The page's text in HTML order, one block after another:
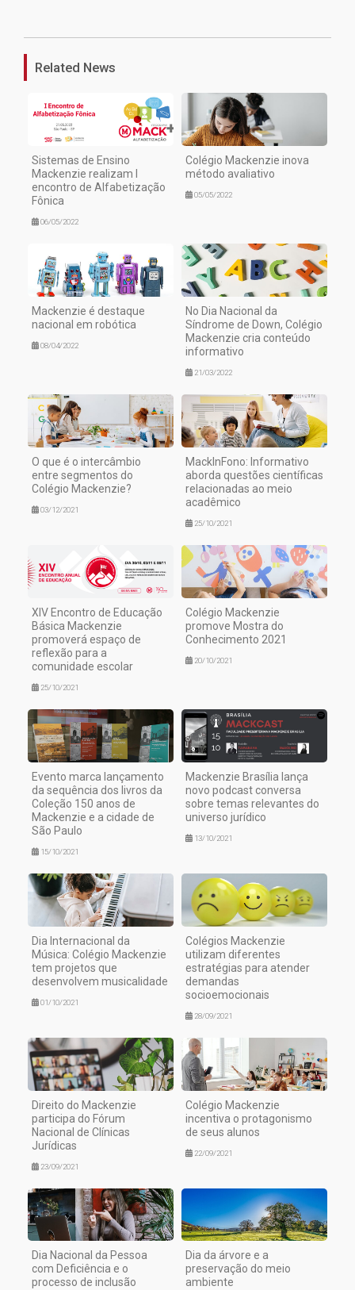
Related News
Sistemas de Ensino
Mackenzie realizam I
encontro de Alfabetização
Fônica
06/05/2022
Colégio Mackenzie inova
método avaliativo
05/05/2022
Mackenzie é destaque
nacional em robótica
08/04/2022
No Dia Nacional da
Síndrome de Down, Colégio
Mackenzie cria conteúdo
informativo
21/03/2022
O que é o intercâmbio
entre segmentos do
Colégio Mackenzie?
03/12/2021
MackInFono: Informativo
aborda questões científicas
relacionadas ao meio
acadêmico
25/10/2021
XIV Encontro de Educação
Básica Mackenzie
promoverá espaço de
reflexão para a
comunidade escolar
25/10/2021
Colégio Mackenzie
promove Mostra do
Conhecimento 2021
20/10/2021
Evento marca lançamento
da sequência dos livros da
Coleção 150 anos de
Mackenzie e a cidade de
São Paulo
15/10/2021
Mackenzie Brasília lança
novo podcast conversa
sobre temas relevantes do
universo jurídico
13/10/2021
Dia Internacional da
Música: Colégio Mackenzie
tem projetos que
desenvolvem musicalidade
01/10/2021
Colégios Mackenzie
utilizam diferentes
estratégias para atender
demandas
socioemocionais
28/09/2021
Direito do Mackenzie
participa do Fórum
Nacional de Clínicas
Jurídicas
23/09/2021
Colégio Mackenzie
incentiva o protagonismo
de seus alunos
22/09/2021
Dia Nacional da Pessoa
com Deficiência e o
processo de inclusão
Dia da árvore e a
preservação do meio
ambiente